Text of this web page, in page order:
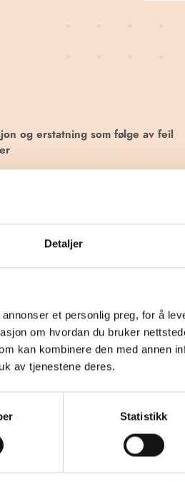
Detaljer
et personlig preg, for å
om hvordan du bruker
kan kombinere den med annen
av tjenestene deres.
Statistikk
og erstatning som følge av feil